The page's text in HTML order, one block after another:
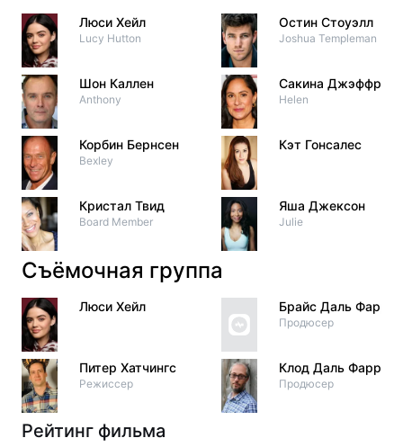
Люси Хейл
Lucy Hutton
Шон Каллен
Anthony
Корбин Бернсен
Bexley
Кристал Твид
Board Member
Остин Стоуэлл
Joshua Templeman
Сакина Джэффри
Helen
Кэт Гонсалес
Яша Джексон
Julie
Съёмочная группа
Люси Хейл
Питер Хатчингс
Режиссер
Брайс Даль Фарра
Продюсер
Клод Даль Фарра
Продюсер
Рейтинг фильма